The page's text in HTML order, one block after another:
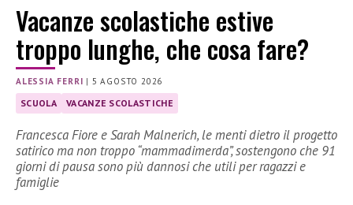
Vacanze scolastiche estive
troppo lunghe, che cosa fare?
ALESSIA FERRI | 5 AGOSTO 2026
SCUOLA VACANZE SCOLASTICHE
Francesca Fiore e Sarah Malnerich, le menti dietro il progetto
satirico ma non troppo “mammadimerda”, sostengono che 91
giorni di pausa sono più dannosi che utili per ragazzi e
famiglie